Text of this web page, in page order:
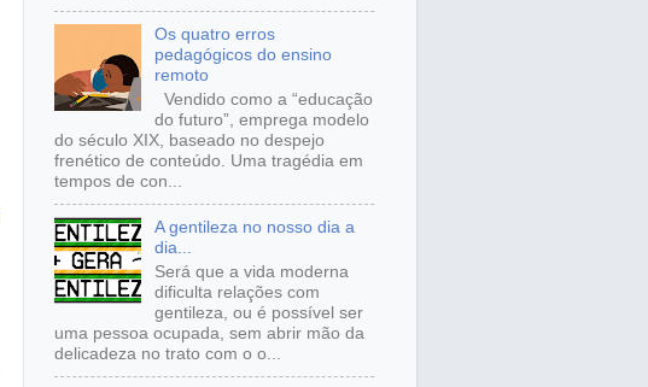
Os quatro erros
pedagógicos do ensino
remoto
Vendido como a “educação
do futuro”, emprega modelo
do século XIX, baseado no despejo
frenético de conteúdo. Uma tragédia em
tempos de con...
A gentileza no nosso dia a
dia...
Será que a vida moderna
dificulta relações com
gentileza, ou é possível ser
uma pessoa ocupada, sem abrir mão da
delicadeza no trato com o o...